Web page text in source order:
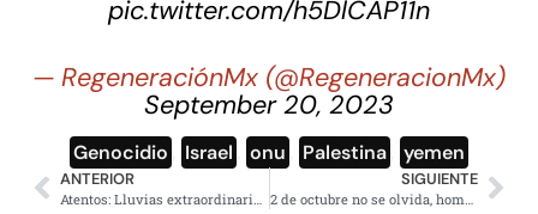
pic.twitter.com/h5DlCAP11n
— RegeneraciónMx (@RegeneracionMx)
September 20, 2023
Genocidio Israel onu Palestina yemen
ANTERIOR SIGUIENTE